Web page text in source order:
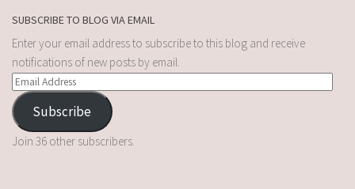
SUBSCRIBE TO BLOG VIA EMAIL
Enter your email address to subscribe to this blog and receive
notifications of new posts by email.
Subscribe
Join 36 other subscribers.